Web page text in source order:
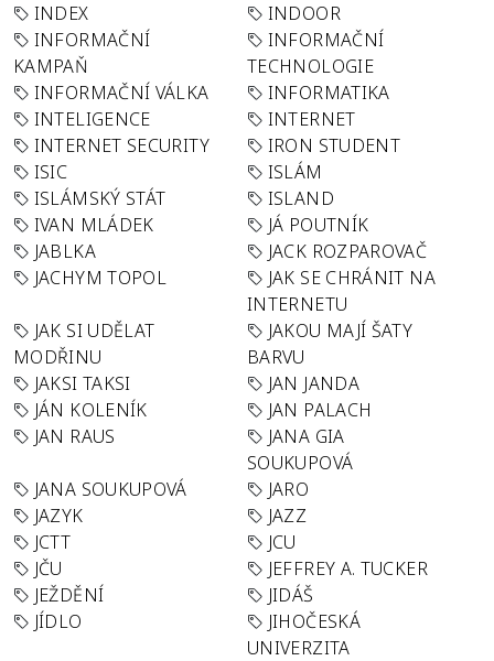
INDEX
INDOOR
INFORMAČNÍ
KAMPAŇ
INFORMAČNÍ
TECHNOLOGIE
INFORMAČNÍ VÁLKA
INFORMATIKA
INTELIGENCE
INTERNET
INTERNET SECURITY
IRON STUDENT
ISIC
ISLÁM
ISLÁMSKÝ STÁT
ISLAND
IVAN MLÁDEK
JÁ POUTNÍK
JABLKA
JACK ROZPAROVAČ
JACHYM TOPOL
JAK SE CHRÁNIT NA
INTERNETU
JAK SI UDĚLAT
MODŘINU
JAKOU MAJÍ ŠATY
BARVU
JAKSI TAKSI
JAN JANDA
JÁN KOLENÍK
JAN PALACH
JAN RAUS
JANA GIA
SOUKUPOVÁ
JANA SOUKUPOVÁ
JARO
JAZYK
JAZZ
JCTT
JCU
JČU
JEFFREY A. TUCKER
JEŽDĚNÍ
JIDÁŠ
JÍDLO
JIHOČESKÁ
UNIVERZITA